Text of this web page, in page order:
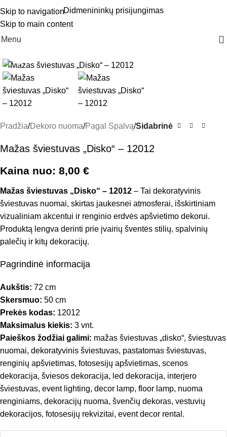
Skip to navigation
Skip to main content
Didmenininkų prisijungimas
Menu
Pradžia Dekoro nuoma Pagal Spalvą Sidabrinė
Mažas šviestuvas „Disko“ – 12012
Kaina nuo: 8,00 €
Mažas šviestuvas „Disko“ – 12012 – Tai dekoratyvinis
šviestuvas nuomai, skirtas jaukesnei atmosferai, išskirtiniam
vizualiniam akcentui ir renginio erdvės apšvietimo dekorui.
Produktą lengva derinti prie įvairių šventės stilių, spalvinių
palečių ir kitų dekoracijų.
Pagrindinė informacija
Aukštis: 72 cm
Skersmuo: 50 cm
Prekės kodas: 12012
Maksimalus kiekis: 3 vnt.
Paieškos žodžiai galimi: mažas šviestuvas „disko“, šviestuvas
nuomai, dekoratyvinis šviestuvas, pastatomas šviestuvas,
renginių apšvietimas, fotosesijų apšvietimas, scenos
dekoracija, šviesos dekoracija, led dekoracija, interjero
šviestuvas, event lighting, decor lamp, floor lamp, nuoma
renginiams, dekoracijų nuoma, švenčių dekoras, vestuvių
dekoracijos, fotosesijų rekvizitai, event decor rental.